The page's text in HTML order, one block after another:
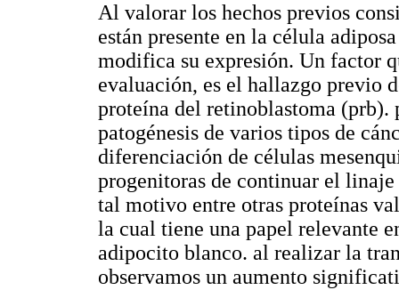
Al valorar los hechos previos
están presente en la célula
modifica su expresión. Un factor
evaluación, es el hallazgo previo
proteína del retinoblastoma (prb).
patogénesis de varios tipos de
diferenciación de células
progenitoras de continuar el
tal motivo entre otras proteínas
la cual tiene una papel relevante
adipocito blanco. al realizar la
observamos un aumento